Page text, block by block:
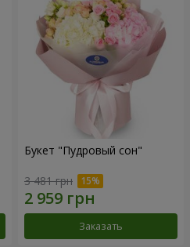
Букет "Пудровый сон"
3 481 грн
Заказать